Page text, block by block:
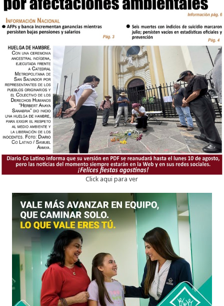
Click aqui para ver